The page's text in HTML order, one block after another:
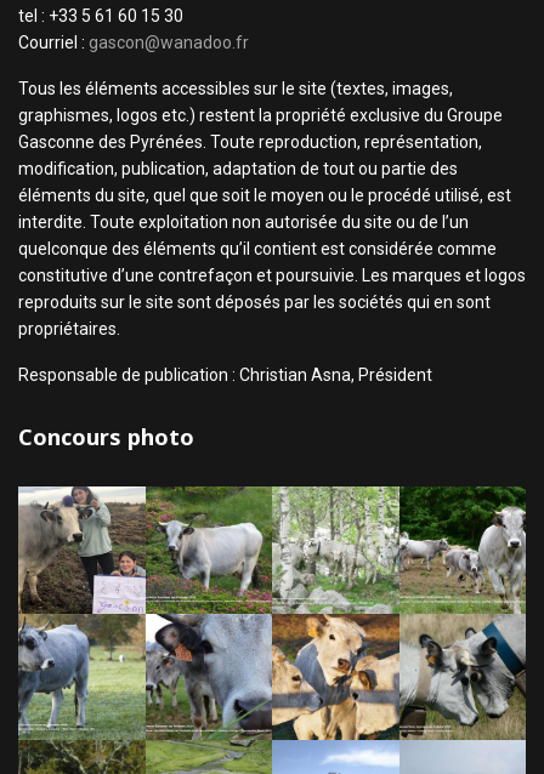
tel : +33 5 61 60 15 30
Courriel : gascon@wanadoo.fr
Tous les éléments accessibles sur le site (textes, images,
graphismes, logos etc.) restent la propriété exclusive du Groupe
Gasconne des Pyrénées. Toute reproduction, représentation,
modification, publication, adaptation de tout ou partie des
éléments du site, quel que soit le moyen ou le procédé utilisé, est
interdite. Toute exploitation non autorisée du site ou de l’un
quelconque des éléments qu’il contient est considérée comme
constitutive d’une contrefaçon et poursuivie. Les marques et logos
reproduits sur le site sont déposés par les sociétés qui en sont
propriétaires.
Responsable de publication : Christian Asna, Président
Concours photo